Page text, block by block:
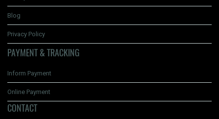
Blog
Privacy Policy
PAYMENT & TRACKING
Inform Payment
Online Payment
CONTACT